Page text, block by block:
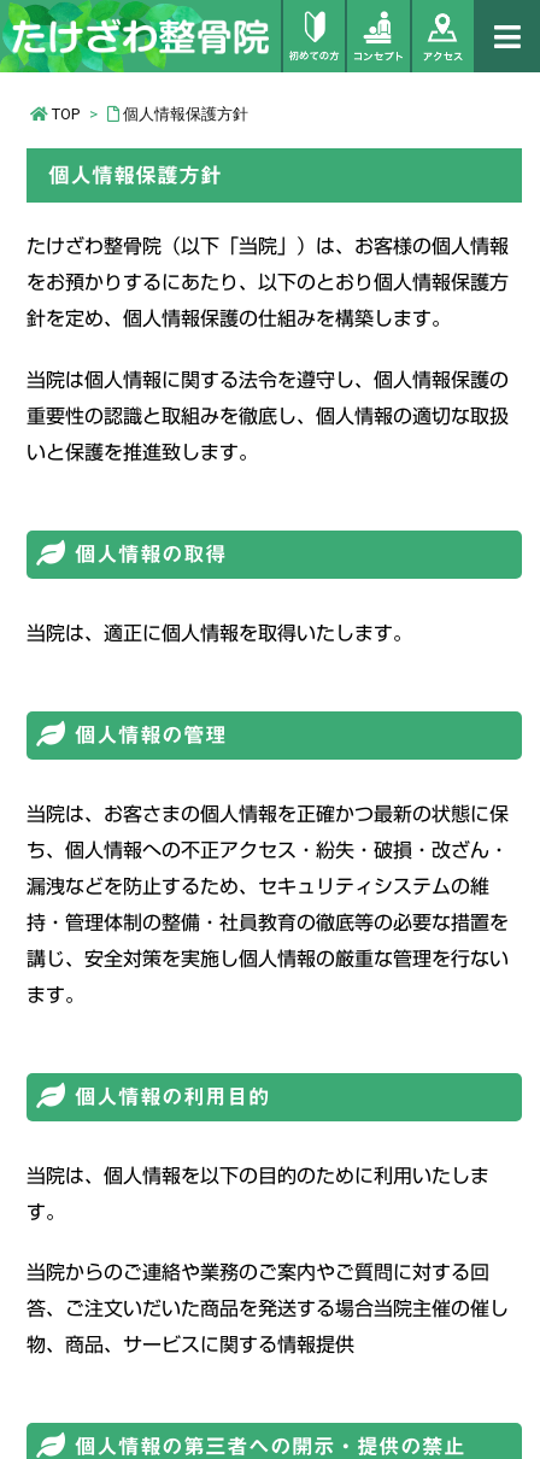
TOP > 個人情報保護方針
個人情報保護方針
たけざわ整骨院（以下「当院」）は、お客様の個人情報
をお預かりするにあたり、以下のとおり個人情報保護方
針を定め、個人情報保護の仕組みを構築します。
当院は個人情報に関する法令を遵守し、個人情報保護の
重要性の認識と取組みを徹底し、個人情報の適切な取扱
いと保護を推進致します。
個人情報の取得
当院は、適正に個人情報を取得いたします。
個人情報の管理
当院は、お客さまの個人情報を正確かつ最新の状態に保
ち、個人情報への不正アクセス・紛失・破損・改ざん・
漏洩などを防止するため、セキュリティシステムの維
持・管理体制の整備・社員教育の徹底等の必要な措置を
講じ、安全対策を実施し個人情報の厳重な管理を行ない
ます。
個人情報の利用目的
当院は、個人情報を以下の目的のために利用いたしま
す。
当院からのご連絡や業務のご案内やご質問に対する回
答、ご注文いだいた商品を発送する場合当院主催の催し
物、商品、サービスに関する情報提供
個人情報の第三者への開示・提供の禁止